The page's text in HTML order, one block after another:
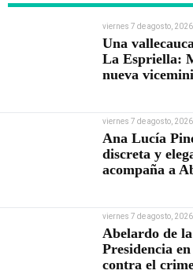
viernes 7 de agosto, 2026
Una
La Espriella:
nueva
viernes 7 de agosto, 2026
Ana Lucía
discreta y
acompaña a
viernes 7 de agosto, 2026
Abelardo de
Presidencia
contra el